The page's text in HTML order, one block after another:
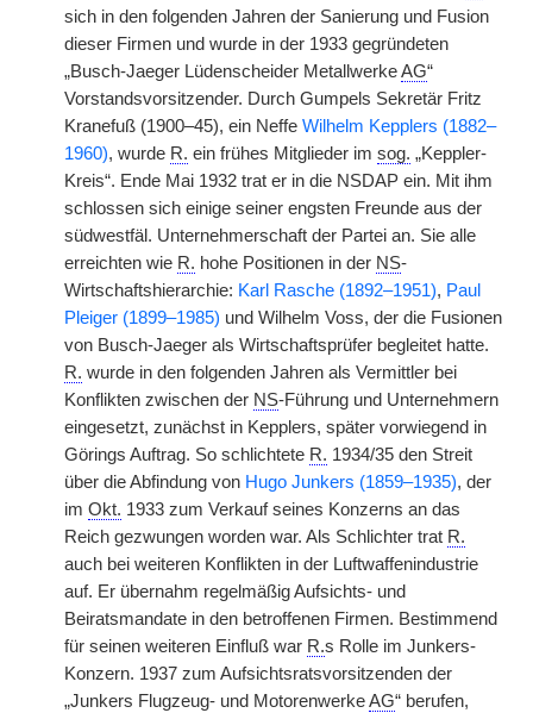
sich in den folgenden Jahren der Sanierung und Fusion
dieser Firmen und wurde in der 1933 gegründeten
„Busch-Jaeger Lüdenscheider MetallwerkeAG“
Vorstandsvorsitzender. Durch Gumpels Sekretär Fritz
Kranefuß (1900–45), ein Neffe Wilhelm Kepplers (1882–
1960), wurde R. ein frühes Mitglieder im sog. „Keppler-
Kreis“. Ende Mai 1932 trat er in die NSDAP ein. Mit ihm
schlossen sich einige seiner engsten Freunde aus der
südwestfäl. Unternehmerschaft der Partei an. Sie alle
erreichten wie R. hohe Positionen in der NS-
Wirtschaftshierarchie: Karl Rasche (1892–1951), Paul
Pleiger (1899–1985) und Wilhelm Voss, der die Fusionen
von Busch-Jaeger als Wirtschaftsprüfer begleitet hatte.
R. wurde in den folgenden Jahren als Vermittler bei
Konflikten zwischen der NS-Führung und Unternehmern
eingesetzt, zunächst in Kepplers, später vorwiegend in
Görings Auftrag. So schlichtete R. 1934/35 den Streit
über die Abfindung von Hugo Junkers (1859–1935), der
im Okt. 1933 zum Verkauf seines Konzerns an das
Reich gezwungen worden war. Als Schlichter trat R.
auch bei weiteren Konflikten in der Luftwaffenindustrie
auf. Er übernahm regelmäßig Aufsichts- und
Beiratsmandate in den betroffenen Firmen. Bestimmend
für seinen weiteren Einfluß war R.s Rolle im Junkers-
Konzern. 1937 zum Aufsichtsratsvorsitzenden der
„Junkers Flugzeug- und MotorenwerkeAG“ berufen,